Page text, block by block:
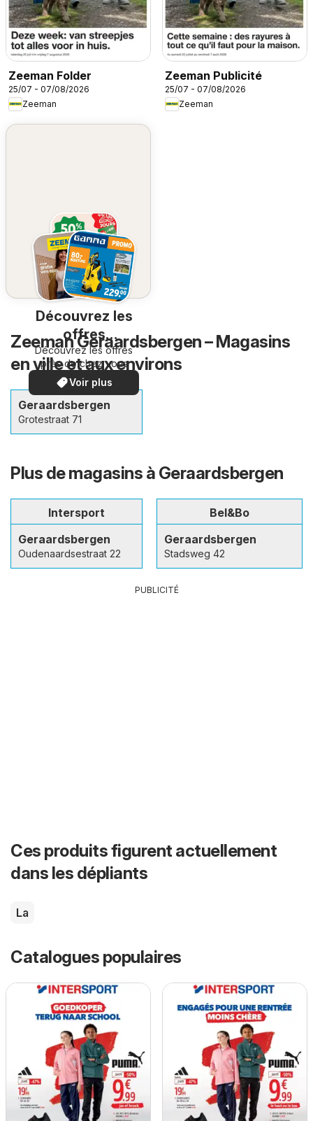
Zeeman Folder
25/07 - 07/08/2026
Zeeman
Zeeman Publicité
25/07 - 07/08/2026
Zeeman
Découvrez les
offres
spéciales
Découvrez les offres
près de chez vous
Voir plus
Zeeman Geraardsbergen – Magasins
en ville et aux environs
Geraardsbergen
Grotestraat 71
Plus de magasins à Geraardsbergen
Intersport
Geraardsbergen
Oudenaardsestraat 22
Bel&Bo
Geraardsbergen
Stadsweg 42
PUBLICITÉ
Ces produits figurent actuellement
dans les dépliants
La
Catalogues populaires